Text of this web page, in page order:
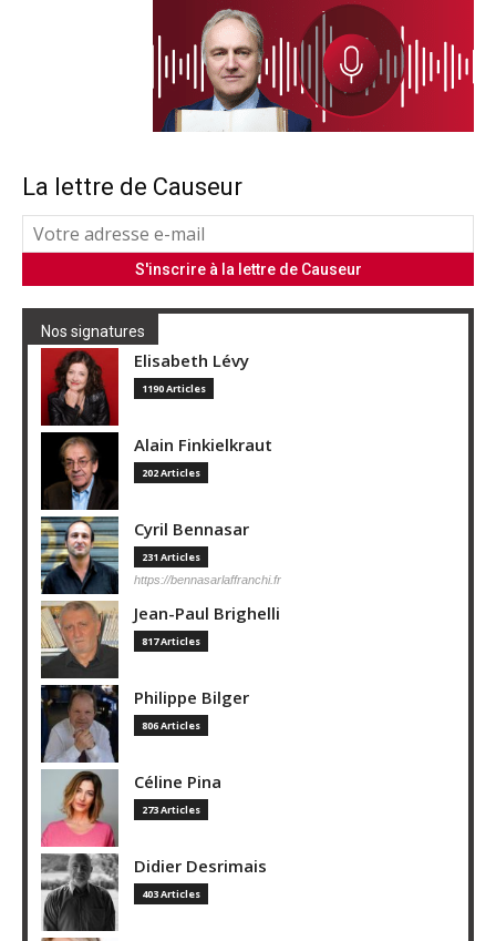
La lettre de Causeur
Nos signatures
Elisabeth Lévy
1190 Articles
Alain Finkielkraut
202 Articles
Cyril Bennasar
231 Articles
https://bennasarlaffranchi.fr
Jean-Paul Brighelli
817 Articles
Philippe Bilger
806 Articles
Céline Pina
273 Articles
Didier Desrimais
403 Articles